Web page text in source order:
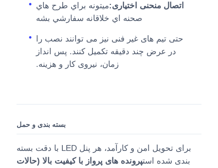
اتصال منحنی اختیاری:ميتونه براي طرح هاي
صحنه اي خلاقانه سفارشي بشه
حتی تیم های غیر فنی نیز می توانند نصب را
در عرض چند دقیقه تکمیل کنند. پس انداز
زمان، نیروی کار و هزینه.
بسته بندی و حمل
برای تحویل امن و کارآمد، هر پنل LED با دقت بسته
بندی شده استپرونده های پرواز با کیفیت بالا (حالات